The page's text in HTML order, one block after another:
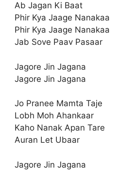
Ab Jagan Ki Baat
Phir Kya Jaage Nanakaa
Phir Kya Jaage Nanakaa
Jab Sove Paav Pasaar
Jagore Jin Jagana
Jagore Jin Jagana
Jo Pranee Mamta Taje
Lobh Moh Ahankaar
Kaho Nanak Apan Tare
Auran Let Ubaar
Jagore Jin Jagana